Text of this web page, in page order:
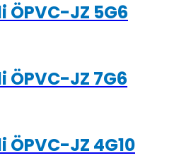
JZ 5G6
JZ 7G6
JZ 4G10